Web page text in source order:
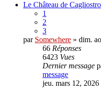
Le Château de
1
2
3
par Somewhere » dim.
66 Réponses
6423 Vues
Dernier message
message
jeu. mars 12,